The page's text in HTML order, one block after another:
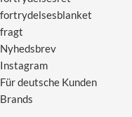
fortrydelsesblanket
fragt
Nyhedsbrev
Instagram
Für deutsche Kunden
Brands